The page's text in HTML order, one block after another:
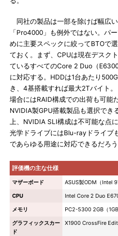
同社の製品は一部を除けば幅広
「Pro4000」も例外ではない。パ
めに主要スペックに絞ってBTOで
ておく。まず、CPUは現在デスク
ているすべてのCore 2 Duo（
に対応する。HDDは1台あたり
き、4基搭載すれば最大2Tバイト
場合にはRAID構成での出荷も可能
NVIDIA製GPU搭載製品も選択でき
上、NVIDIA SLI構成は不可能な点
光学ドライブにはBlu-rayドライブ
であらゆる用途に対応できるだろう
評価機の主な仕様
マザーボード
ASUS製ODM（Intel
CPU
Intel Core 2 Duo
メモリ
PC2-5300 2GB（
グラフィックスカー
ド
X1900 CrossFire